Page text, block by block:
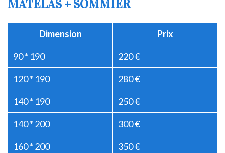
MATELAS + SOMMIER
Dimension Prix
90 * 190 220 €
120 * 190 280 €
140 * 190 250 €
140 * 200 300 €
160 * 200 350 €